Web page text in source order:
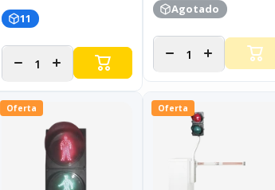
11
Disminuir
cantidad
Aumentar
cantidad
para
Agotado
Disminuir
cantidad
Aumentar
cantidad
para
Oferta Oferta